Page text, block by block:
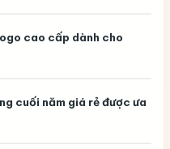
cao cấp dành cho
cuối năm giá rẻ được ưa